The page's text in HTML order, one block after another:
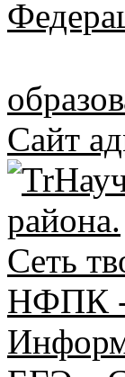
Сайт
района.
Сеть
НФПК -